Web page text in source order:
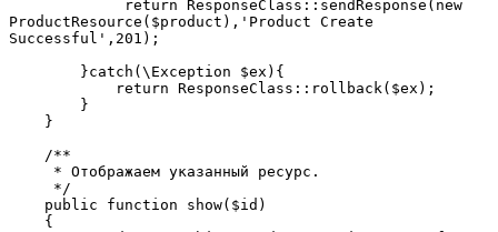
ProductResource($product),'Product Create
Successful',201);
        }catch(\Exception $ex){
            return ResponseClass::rollback($ex);
        }
    }
    /**
     * Отображаем указанный ресурс.
     */
    public function show($id)
    {